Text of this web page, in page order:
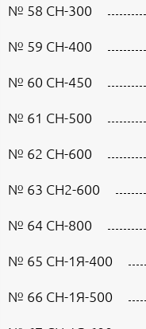
№ 58 CН-300
№ 59 CН-400
№ 60 CН-450
№ 61 CН-500
№ 62 CН-600
№ 63 СН2-600
№ 64 СН-800
№ 65 CН-1Я-400
№ 66 СН-1Я-500